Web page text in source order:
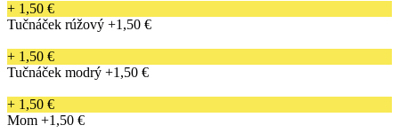
+ 1,50 €
Tučnáček rúžový +1,50 €
+ 1,50 €
Tučnáček modrý +1,50 €
+ 1,50 €
Mom +1,50 €